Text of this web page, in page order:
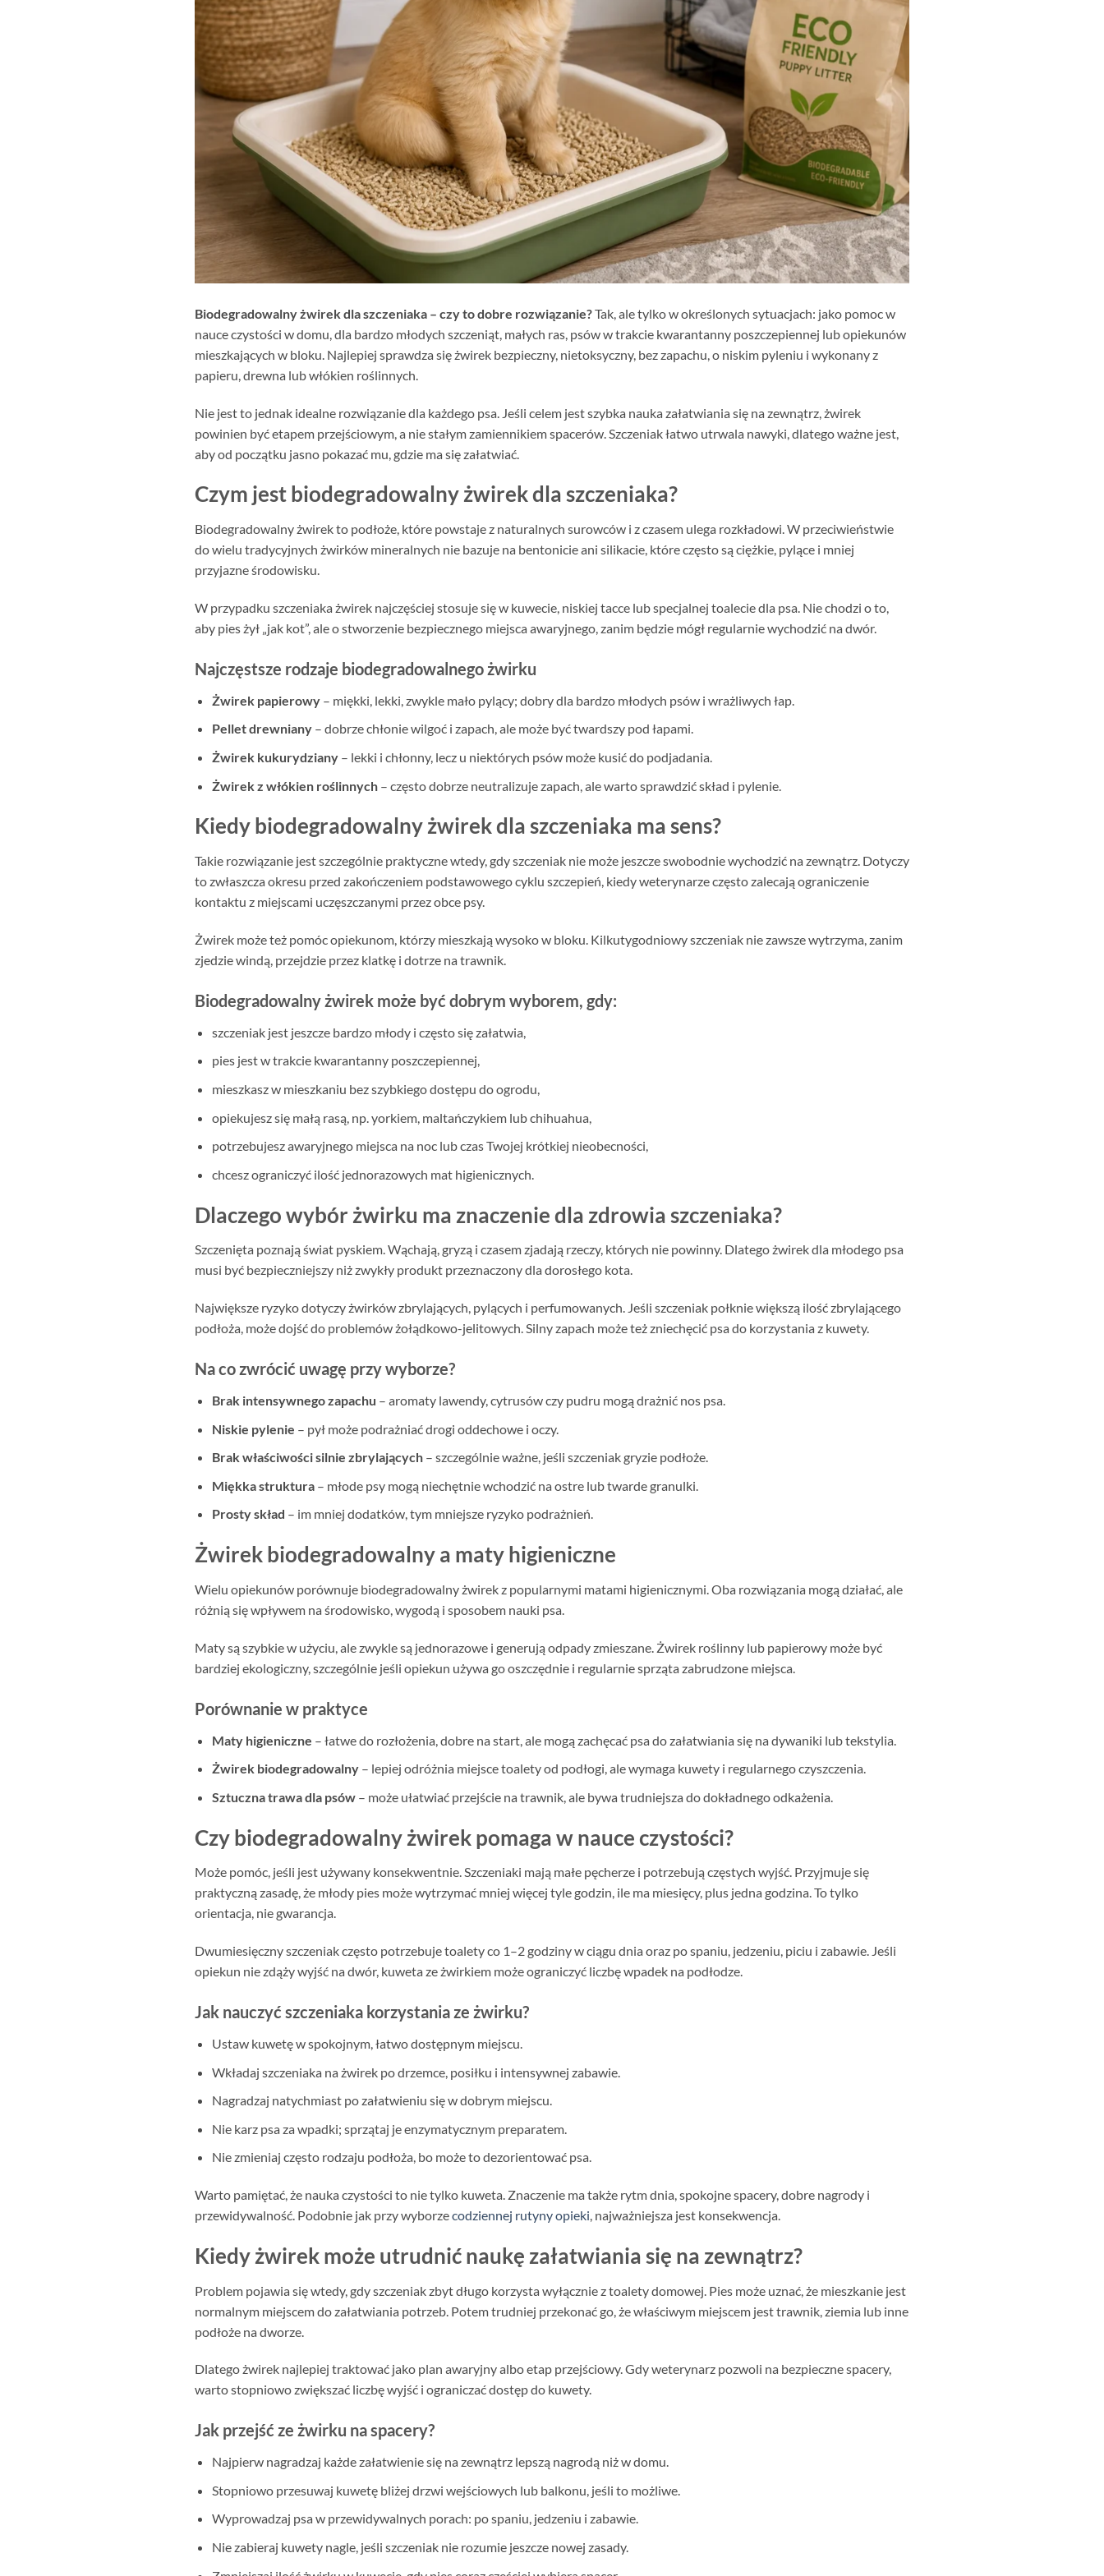
Biodegradowalny żwirek dla szczeniaka – czy to dobre rozwiązanie?Tak, ale tylko w określonych sytuacjach: jako pomoc w
nauce czystości w domu, dla bardzo młodych szczeniąt, małych ras, psów w trakcie kwarantanny poszczepiennej lub opiekunów
mieszkających w bloku. Najlepiej sprawdza się żwirek bezpieczny, nietoksyczny, bez zapachu, o niskim pyleniu i wykonany z
papieru, drewna lub włókien roślinnych.
Nie jest to jednak idealne rozwiązanie dla każdego psa. Jeśli celem jest szybka nauka załatwiania się na zewnątrz, żwirek
powinien być etapem przejściowym, a nie stałym zamiennikiem spacerów. Szczeniak łatwo utrwala nawyki, dlatego ważne jest,
aby od początku jasno pokazać mu, gdzie ma się załatwiać.
Czym jest biodegradowalny żwirek dla szczeniaka?
Biodegradowalny żwirek to podłoże, które powstaje z naturalnych surowców i z czasem ulega rozkładowi. W przeciwieństwie
do wielu tradycyjnych żwirków mineralnych nie bazuje na bentonicie ani silikacie, które często są ciężkie, pylące i mniej
przyjazne środowisku.
W przypadku szczeniaka żwirek najczęściej stosuje się w kuwecie, niskiej tacce lub specjalnej toalecie dla psa. Nie chodzi o to,
aby pies żył „jak kot”, ale o stworzenie bezpiecznego miejsca awaryjnego, zanim będzie mógł regularnie wychodzić na dwór.
Najczęstsze rodzaje biodegradowalnego żwirku
Żwirek papierowy– miękki, lekki, zwykle mało pylący; dobry dla bardzo młodych psów i wrażliwych łap.
Pellet drewniany– dobrze chłonie wilgoć i zapach, ale może być twardszy pod łapami.
Żwirek kukurydziany– lekki i chłonny, lecz u niektórych psów może kusić do podjadania.
Żwirek z włókien roślinnych– często dobrze neutralizuje zapach, ale warto sprawdzić skład i pylenie.
Kiedy biodegradowalny żwirek dla szczeniaka ma sens?
Takie rozwiązanie jest szczególnie praktyczne wtedy, gdy szczeniak nie może jeszcze swobodnie wychodzić na zewnątrz. Dotyczy
to zwłaszcza okresu przed zakończeniem podstawowego cyklu szczepień, kiedy weterynarze często zalecają ograniczenie
kontaktu z miejscami uczęszczanymi przez obce psy.
Żwirek może też pomóc opiekunom, którzy mieszkają wysoko w bloku. Kilkutygodniowy szczeniak nie zawsze wytrzyma, zanim
zjedzie windą, przejdzie przez klatkę i dotrze na trawnik.
Biodegradowalny żwirek może być dobrym wyborem, gdy:
szczeniak jest jeszcze bardzo młody i często się załatwia,
pies jest w trakcie kwarantanny poszczepiennej,
mieszkasz w mieszkaniu bez szybkiego dostępu do ogrodu,
opiekujesz się małą rasą, np. yorkiem, maltańczykiem lub chihuahua,
potrzebujesz awaryjnego miejsca na noc lub czas Twojej krótkiej nieobecności,
chcesz ograniczyć ilość jednorazowych mat higienicznych.
Dlaczego wybór żwirku ma znaczenie dla zdrowia szczeniaka?
Szczenięta poznają świat pyskiem. Wąchają, gryzą i czasem zjadają rzeczy, których nie powinny. Dlatego żwirek dla młodego psa
musi być bezpieczniejszy niż zwykły produkt przeznaczony dla dorosłego kota.
Największe ryzyko dotyczy żwirków zbrylających, pylących i perfumowanych. Jeśli szczeniak połknie większą ilość zbrylającego
podłoża, może dojść do problemów żołądkowo-jelitowych. Silny zapach może też zniechęcić psa do korzystania z kuwety.
Na co zwrócić uwagę przy wyborze?
Brak intensywnego zapachu – aromaty lawendy, cytrusów czy pudru mogą drażnić nos psa.
Niskie pylenie – pył może podrażniać drogi oddechowe i oczy.
Brak właściwości silnie zbrylających– szczególnie ważne, jeśli szczeniak gryzie podłoże.
Miękka struktura– młode psy mogą niechętnie wchodzić na ostre lub twarde granulki.
Prosty skład – im mniej dodatków, tym mniejsze ryzyko podrażnień.
Żwirek biodegradowalny a maty higieniczne
Wielu opiekunów porównuje biodegradowalny żwirek z popularnymi matami higienicznymi. Oba rozwiązania mogą działać, ale
różnią się wpływem na środowisko, wygodą i sposobem nauki psa.
Maty są szybkie w użyciu, ale zwykle są jednorazowe i generują odpady zmieszane. Żwirek roślinny lub papierowy może być
bardziej ekologiczny, szczególnie jeśli opiekun używa go oszczędnie i regularnie sprząta zabrudzone miejsca.
Porównanie w praktyce
Maty higieniczne – łatwe do rozłożenia, dobre na start, ale mogą zachęcać psa do załatwiania się na dywaniki lub tekstylia.
Żwirek biodegradowalny– lepiej odróżnia miejsce toalety od podłogi, ale wymaga kuwety i regularnego czyszczenia.
Sztuczna trawa dla psów– może ułatwiać przejście na trawnik, ale bywa trudniejsza do dokładnego odkażenia.
Czy biodegradowalny żwirek pomaga w nauce czystości?
Może pomóc, jeśli jest używany konsekwentnie. Szczeniaki mają małe pęcherze i potrzebują częstych wyjść. Przyjmuje się
praktyczną zasadę, że młody pies może wytrzymać mniej więcej tyle godzin, ile ma miesięcy, plus jedna godzina. To tylko
orientacja, nie gwarancja.
Dwumiesięczny szczeniak często potrzebuje toalety co 1–2 godziny w ciągu dnia oraz po spaniu, jedzeniu, piciu i zabawie. Jeśli
opiekun nie zdąży wyjść na dwór, kuweta ze żwirkiem może ograniczyć liczbę wpadek na podłodze.
Jak nauczyć szczeniaka korzystania ze żwirku?
Ustaw kuwetę w spokojnym, łatwo dostępnym miejscu.
Wkładaj szczeniaka na żwirek po drzemce, posiłku i intensywnej zabawie.
Nagradzaj natychmiast po załatwieniu się w dobrym miejscu.
Nie karz psa za wpadki; sprzątaj je enzymatycznym preparatem.
Nie zmieniaj często rodzaju podłoża, bo może to dezorientować psa.
Warto pamiętać, że nauka czystości to nie tylko kuweta. Znaczenie ma także rytm dnia, spokojne spacery, dobre nagrody i
przewidywalność. Podobnie jak przy wyborzecodziennej rutyny opieki, najważniejsza jest konsekwencja.
Kiedy żwirek może utrudnić naukę załatwiania się na zewnątrz?
Problem pojawia się wtedy, gdy szczeniak zbyt długo korzysta wyłącznie z toalety domowej. Pies może uznać, że mieszkanie jest
normalnym miejscem do załatwiania potrzeb. Potem trudniej przekonać go, że właściwym miejscem jest trawnik, ziemia lub inne
podłoże na dworze.
Dlatego żwirek najlepiej traktować jako plan awaryjny albo etap przejściowy. Gdy weterynarz pozwoli na bezpieczne spacery,
warto stopniowo zwiększać liczbę wyjść i ograniczać dostęp do kuwety.
Jak przejść ze żwirku na spacery?
Najpierw nagradzaj każde załatwienie się na zewnątrz lepszą nagrodą niż w domu.
Stopniowo przesuwaj kuwetę bliżej drzwi wejściowych lub balkonu, jeśli to możliwe.
Wyprowadzaj psa w przewidywalnych porach: po spaniu, jedzeniu i zabawie.
Nie zabieraj kuwety nagle, jeśli szczeniak nie rozumie jeszcze nowej zasady.